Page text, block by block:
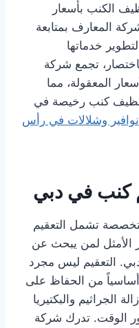
الكنب بأسعار
المعارف بمتابعة
خدماتها
تجمع شركة
المعقولة، مما
تنظيف كنب رخيصة في
وشلالات في رأس
كنب في دبي
تشمل التعقيم
الأمثل لمن يبحث عن
التعقيم ليس مجرد
من الحفاظ على
الجراثيم والبكتيريا
الوقت. تدرك شركة